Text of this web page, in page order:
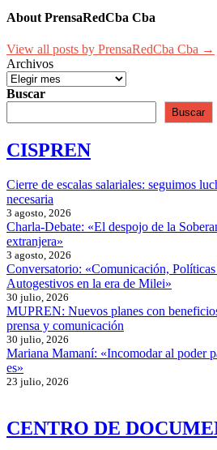
About PrensaRedCba Cba
View all posts by PrensaRedCba Cba →
Archivos
Buscar
Buscar
CISPREN
Cierre de escalas salariales: seguimos
necesaria
3 agosto, 2026
Charla-Debate: «El despojo de la
extranjera»
3 agosto, 2026
Conversatorio: «Comunicación,
Autogestivos en la era de Milei»
30 julio, 2026
MUPREN: Nuevos planes con
prensa y comunicación
30 julio, 2026
Mariana Mamaní: «Incomodar al poder
es»
23 julio, 2026
CENTRO DE